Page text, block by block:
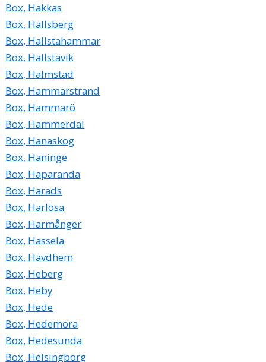
Box, Hakkas
Box, Hallsberg
Box, Hallstahammar
Box, Hallstavik
Box, Halmstad
Box, Hammarstrand
Box, Hammarö
Box, Hammerdal
Box, Hanaskog
Box, Haninge
Box, Haparanda
Box, Harads
Box, Harlösa
Box, Harmånger
Box, Hassela
Box, Havdhem
Box, Heberg
Box, Heby
Box, Hede
Box, Hedemora
Box, Hedesunda
Box, Helsingborg